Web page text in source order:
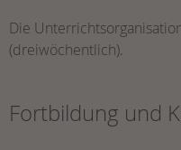
Die
(dreiwöchentlich).
Fortbildung und